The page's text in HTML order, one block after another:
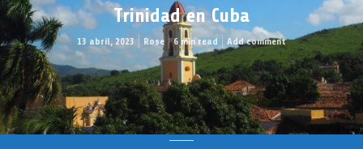
Trinidad en Cuba
13 abril, 2023 Rose 6 min read Add comment